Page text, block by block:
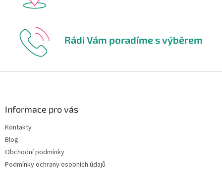
Rádi Vám poradíme s výběrem
Informace pro vás
Kontakty
Blog
Obchodní podmínky
Podmínky ochrany osobních údajů